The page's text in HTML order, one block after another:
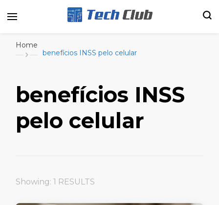
Home
benefícios INSS pelo celular
benefícios INSS
pelo celular
Showing: 1 RESULTS